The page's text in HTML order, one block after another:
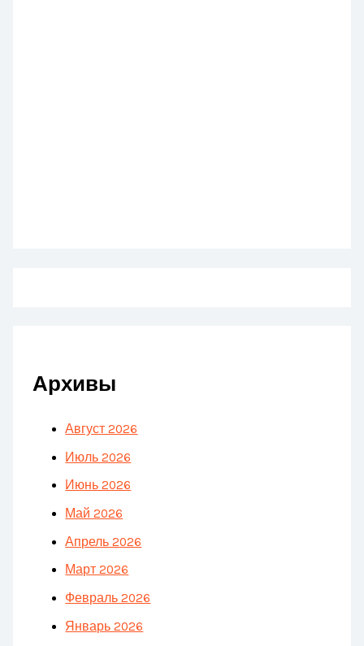
Архивы
Август 2026
Июль 2026
Июнь 2026
Май 2026
Апрель 2026
Март 2026
Февраль 2026
Январь 2026